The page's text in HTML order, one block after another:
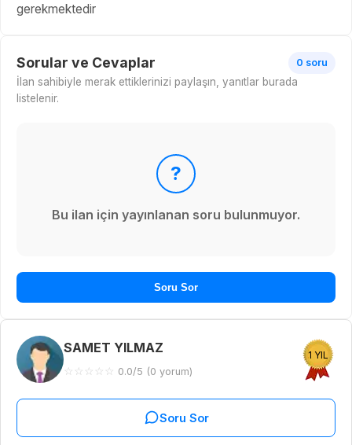
gerekmektedir
Sorular ve Cevaplar 0 soru
İlan sahibiyle merak ettiklerinizi paylaşın, yanıtlar burada
listelenir.
?
Bu ilan için yayınlanan soru bulunmuyor.
Soru Sor
SAMET YILMAZ
☆ ☆ ☆ ☆ ☆ 0.0/5 (0 yorum)
1 YIL
Soru Sor